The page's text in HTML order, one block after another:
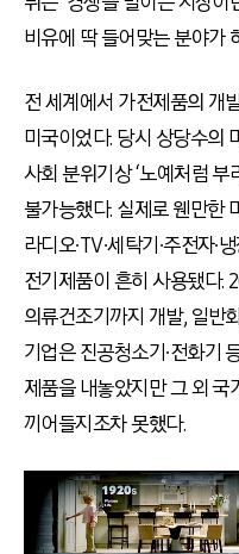
비유에 딱 들어맞는 분야가
전 세계에서 가전제품의 개
미국이었다. 당시 상당수의
사회 분위기상 ‘노예처럼 부
불가능했다. 실제로 웬만한
라디오∙TV∙세탁기∙주전자∙
전기제품이 흔히 사용됐다.
의류건조기까지 개발, 일반
기업은 진공청소기∙전화기
제품을 내놓았지만 그 외 국
끼어들지조차 못했다.